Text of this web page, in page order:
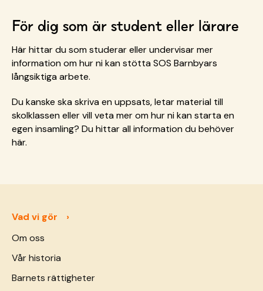
För dig som är student eller lärare
Här hittar du som studerar eller undervisar mer
information om hur ni kan stötta SOS Barnbyars
långsiktiga arbete.
Du kanske ska skriva en uppsats, letar material till
skolklassen eller vill veta mer om hur ni kan starta en
egen insamling? Du hittar all information du behöver
här.
Vad vi gör
Om oss
Vår historia
Barnets rättigheter